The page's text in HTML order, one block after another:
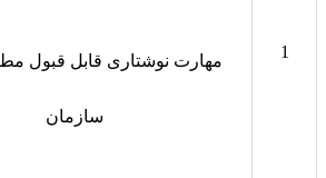
مهارت نوشتاری قابل قبول
سازمان
1